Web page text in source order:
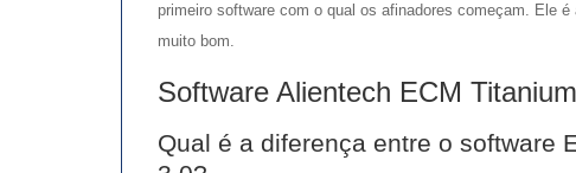
primeiro software com o qual os afinadores começam. Ele
muito bom.
Software Alientech ECM
Qual é a diferença entre o software